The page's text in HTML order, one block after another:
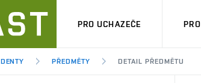
PRO UCHAZEČE
PŘEDMĚTY DETAIL PŘEDMĚTU